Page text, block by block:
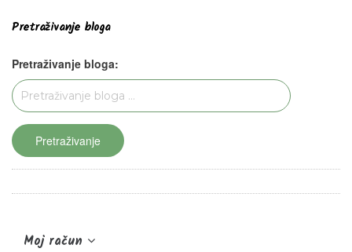
Pretraživanje bloga
Pretraživanje bloga:
Pretraživanje
Moj račun